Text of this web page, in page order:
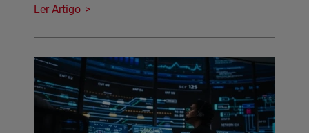
Ler Artigo